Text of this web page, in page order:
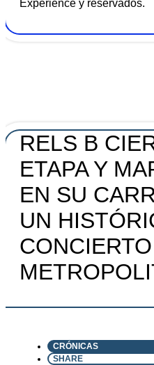
Experience y reservados.
RELS B
ETAPA Y
EN SU
UN
CRÓNICAS
SHARE